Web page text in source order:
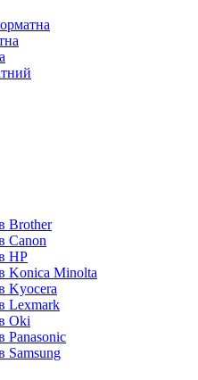
Brother
Canon
HP
Konica Minolta
Kyocera
Lexmark
Oki
Panasonic
Samsung